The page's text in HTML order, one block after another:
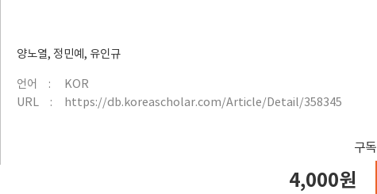
양노열, 정민예, 유인규
언어
KOR
URL
https://db.koreascholar.com/Article/Detail/358345
구
4,000원